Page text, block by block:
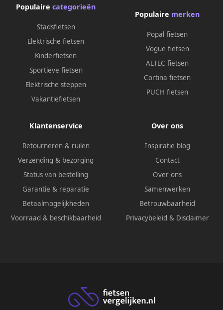
Populaire categorieën
Stadsfietsen
Elektrische fietsen
Kinderfietsen
Sportieve fietsen
Elektrische steppen
Vakantiefietsen
Populaire merken
Popal fietsen
Vogue fietsen
ALTEC fietsen
Cortina fietsen
PUCH fietsen
Klantenservice
Retourneren & ruilen
Verzending & bezorging
Status van bestelling
Garantie & reparatie
Betaalmogelijkheden
Voorraad & beschikbaarheid
Over ons
Inspiratie blog
Contact
Over ons
Samenwerken
Betrouwbaarheid
Privacybeleid & Disclaimer